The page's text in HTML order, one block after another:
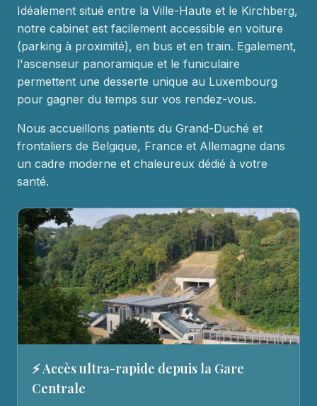
Idéalement situé entre la Ville-Haute et le Kirchberg,
notre cabinet est facilement accessible en voiture
(parking à proximité), en bus et en train. Egalement,
l'ascenseur panoramique et le funiculaire
permettent une desserte unique au Luxembourg
pour gagner du temps sur vos rendez-vous.
Nous accueillons patients du Grand-Duché et
frontaliers de Belgique, France et Allemagne dans
un cadre moderne et chaleureux dédié à votre
santé.
⚡ Accès ultra-rapide depuis la Gare
Centrale